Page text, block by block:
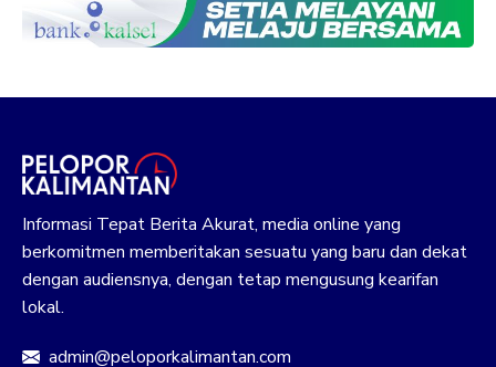
Informasi Tepat Berita Akurat, media online yang
berkomitmen memberitakan sesuatu yang baru dan dekat
dengan audiensnya, dengan tetap mengusung kearifan
lokal.
admin@peloporkalimantan.com